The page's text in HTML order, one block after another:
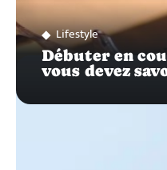
Lifestyle
Débuter en
vous devez